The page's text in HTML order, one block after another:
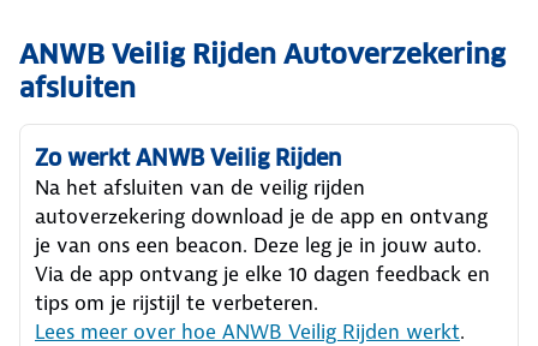
ANWB Veilig Rijden Autoverzekering
afsluiten
Zo werkt ANWB Veilig Rijden
Na het afsluiten van de veilig rijden
autoverzekering download je de app en ontvang
je van ons een beacon. Deze leg je in jouw auto.
Via de app ontvang je elke 10 dagen feedback en
tips om je rijstijl te verbeteren.
Lees meer over hoe ANWB Veilig Rijden werkt.